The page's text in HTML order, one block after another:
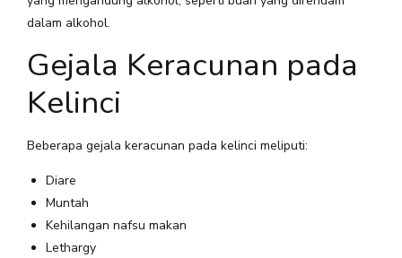
dalam alkohol.
Gejala Keracunan pada
Kelinci
Beberapa gejala keracunan pada kelinci meliputi:
Diare
Muntah
Kehilangan nafsu makan
Lethargy